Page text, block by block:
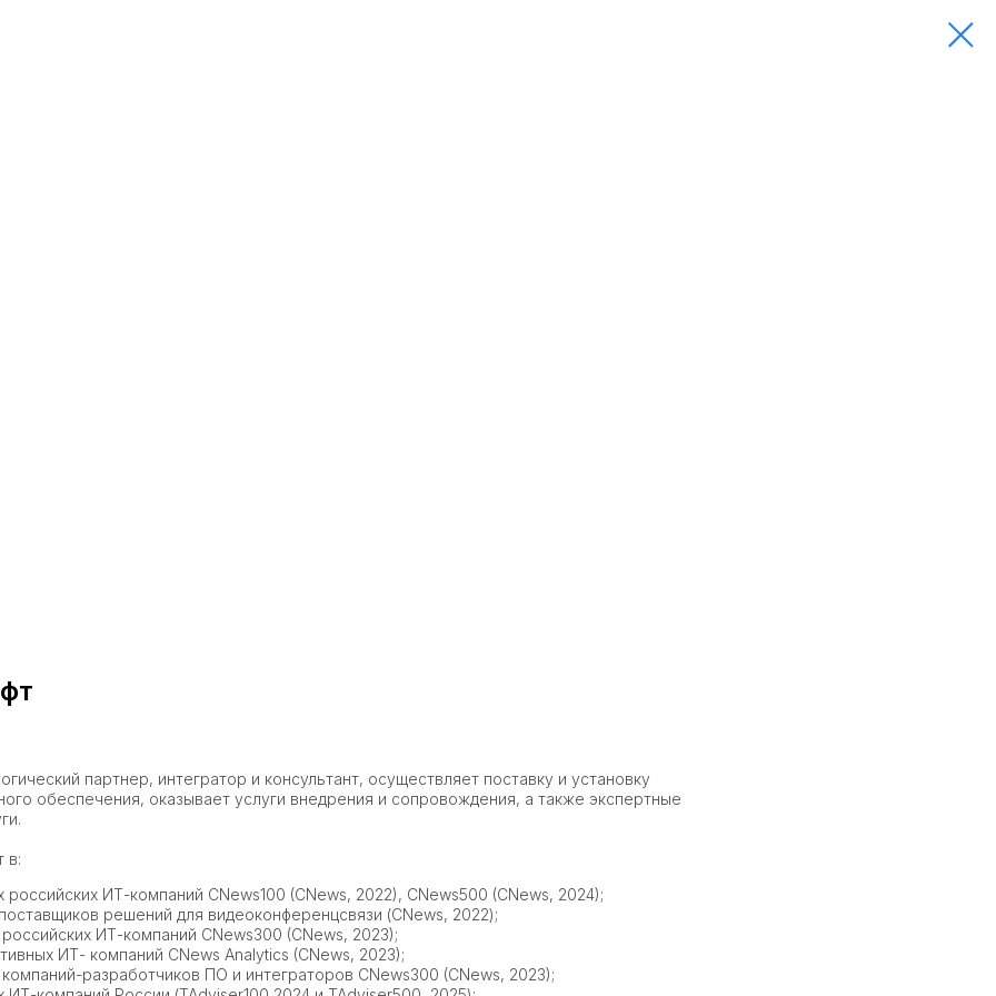
партнер, интегратор и консультант, осуществляет поставку и установку
обеспечения, оказывает услуги внедрения и сопровождения, а также экспертные
в:
российских ИТ-компаний CNews100 (CNews, 2022), CNews500 (CNews, 2024);
решений для видеоконференцсвязи (CNews, 2022);
ИТ-компаний CNews300 (CNews, 2023);
ИТ- компаний CNews Analytics (CNews, 2023);
разработчиков ПО и интеграторов CNews300 (CNews, 2023);